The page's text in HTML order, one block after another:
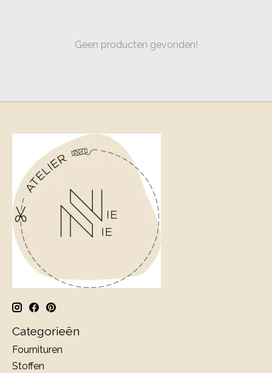
Geen producten gevonden!
Categorieën
Fournituren
Stoffen